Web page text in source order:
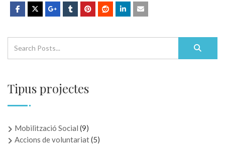
Tipus projectes
Mobilització Social (9)
Accions de voluntariat(5)